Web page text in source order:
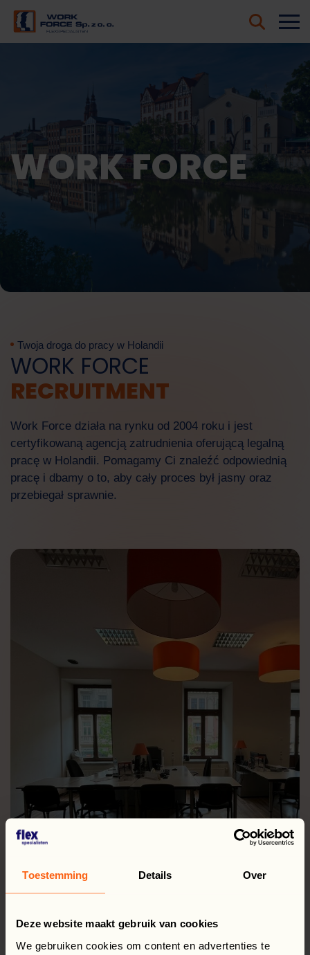
Toestemming Details Over
Deze website maakt gebruik van cookies
We gebruiken cookies om content en advertenties te
WORK FORCE
Twoja droga do pracy w Holandii
WORK FORCE
RECRUITMENT
Work Force działa na rynku od 2004 roku i jest
certyfikowaną agencją zatrudnienia oferującą legalną
pracę w Holandii. Pomagamy Ci znaleźć odpowiednią
pracę i dbamy o to, aby cały proces był jasny oraz
przebiegał sprawnie.
Work Force Asystent AI
Cześć! W czym mogę Ci dzisiaj pomóc?